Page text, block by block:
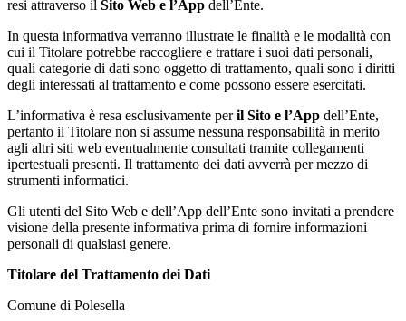
resi attraverso il Sito Web e l’App dell’Ente.
In questa informativa verranno illustrate le finalità e le modalità con
cui il Titolare potrebbe raccogliere e trattare i suoi dati personali,
quali categorie di dati sono oggetto di trattamento, quali sono i diritti
degli interessati al trattamento e come possono essere esercitati.
L’informativa è resa esclusivamente peril Sito e l’App dell’Ente,
pertanto il Titolare non si assume nessuna responsabilità in merito
agli altri siti web eventualmente consultati tramite collegamenti
ipertestuali presenti. Il trattamento dei dati avverrà per mezzo di
strumenti informatici.
Gli utenti del Sito Web e dell’App dell’Ente sono invitati a prendere
visione della presente informativa prima di fornire informazioni
personali di qualsiasi genere.
Titolare del Trattamento dei Dati
Comune di Polesella